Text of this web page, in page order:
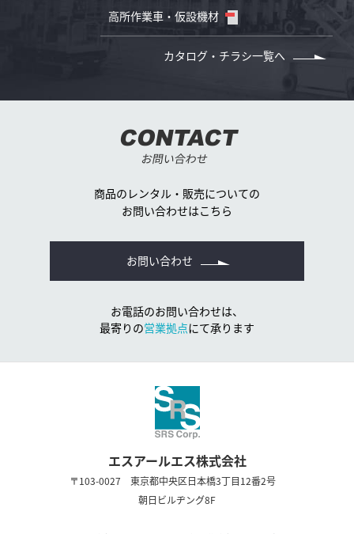
高所作業車・仮設機材
カタログ・チラシ一覧へ
CONTACT
お問い合わせ
商品のレンタル・販売についての
お問い合わせはこちら
お問い合わせ
お電話のお問い合わせは、
最寄りの営業拠点にて承ります
エスアールエス株式会社
〒103-0027 東京都中央区日本橋3丁目12番2号
朝日ビルヂング8F